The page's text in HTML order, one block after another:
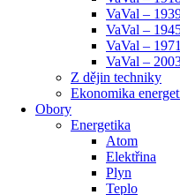
VaVal –
VaVal –
VaVal –
VaVal –
Z dějin techniky
Ekonomika
Obory
Energetika
Atom
Elektřina
Plyn
Teplo